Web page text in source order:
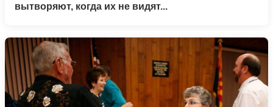
вытворяют, когда их не видят...